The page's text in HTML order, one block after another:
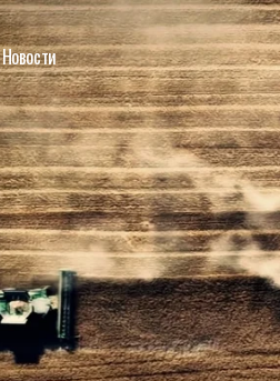
Новости